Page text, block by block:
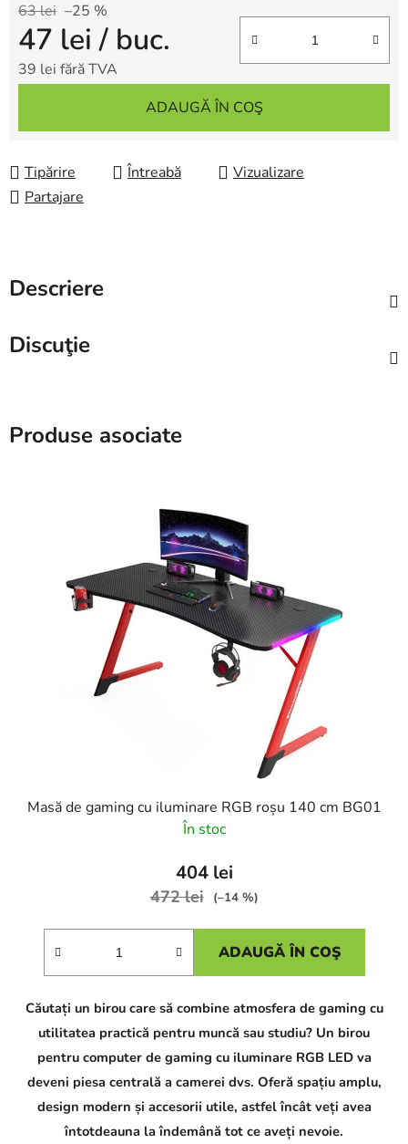
63 lei –25 %
47 lei/ buc.
39 lei fără TVA
ADAUGĂ ÎN COŞ
Tipărire Întreabă
Vizualizare
Partajare
Descriere
Discuţie
Produse asociate
Masă de gaming cu iluminare RGB roșu 140 cm BG01
În stoc
404 lei
472 lei (–14 %)
ADAUGĂ ÎN COŞ
Căutați un birou care să combine atmosfera de gaming cu
utilitatea practică pentru muncă sau studiu? Un birou
pentru computer de gaming cu iluminare RGB LED va
deveni piesa centrală a camerei dvs. Oferă spațiu amplu,
design modern și accesorii utile, astfel încât veți avea
întotdeauna la îndemână tot ce aveți nevoie.